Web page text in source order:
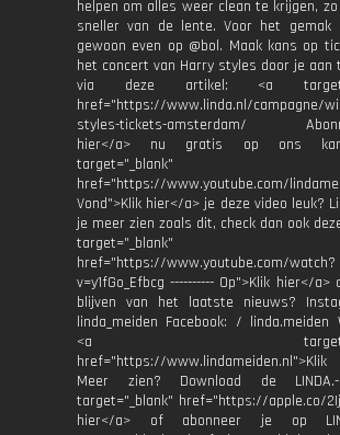
helpen om alles weer clean te krijgen,
sneller van de lente. Voor het gemak
gewoon even op @bol. Maak kans op
het concert van Harry styles door je aan
via deze artikel: <a
href="https://www.linda.nl/campagne/
styles-tickets-amsterdam/
hier</a> nu gratis op ons
target="_blank"
href="https://www.youtube.com/
Vond">Klik hier</a> je deze video leuk?
je meer zien zoals dit, check dan ook
target="_blank"
href="https://www.youtube.com/watch?
v=y1fGo_Efbcg ---------- Op">Klik hier</a>
blijven van het laatste nieuws?
linda_meiden Facebook: / linda.meiden
<a
href="https://
Meer zien? Download de
target="_blank" href="https://apple.co/
hier</a> of abonneer je op